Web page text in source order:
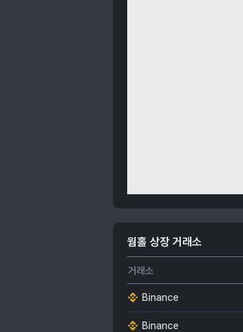
웜홀 상장 거래소
거래소
Binance
Binance